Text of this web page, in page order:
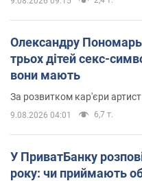
Олександру
трьох дітей секс-
вони мають
За розвитком кар'єри
9.08.2026 04:01 6,7 т.
У ПриватБанку
року: чи приймають